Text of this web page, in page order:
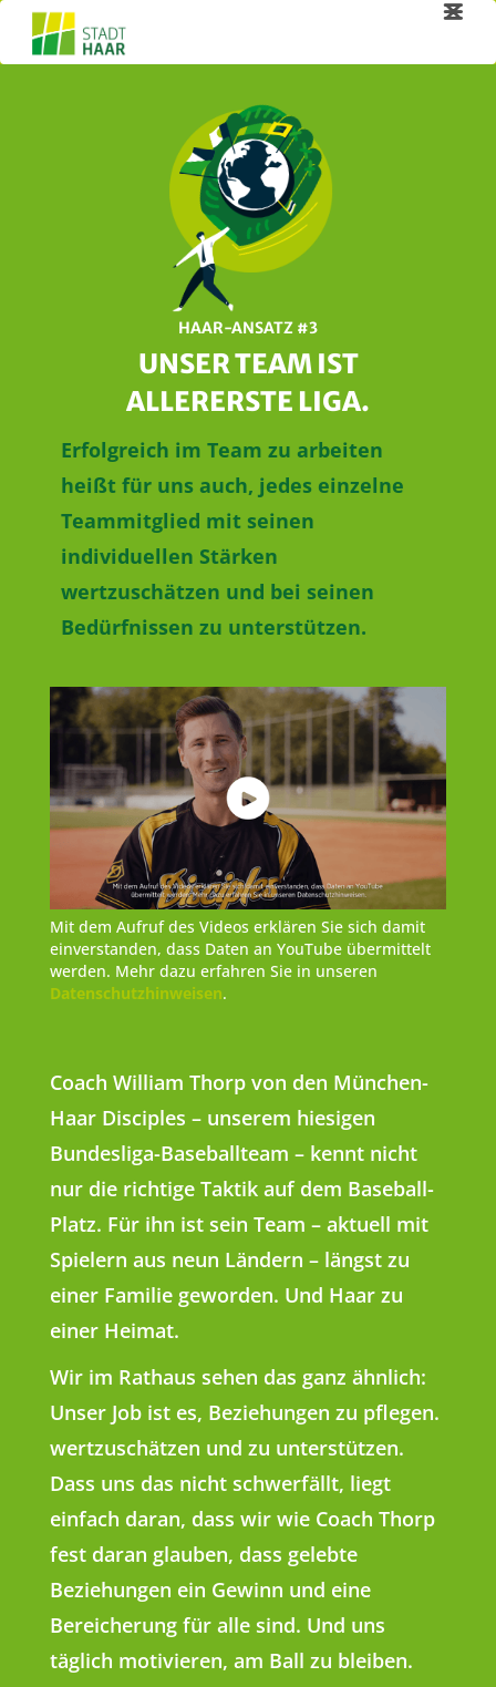


HAAR-ANSATZ #3
UNSER TEAM IST
ALLERERSTE LIGA.
Erfolgreich im Team zu arbeiten
heißt für uns auch, jedes einzelne
Teammitglied mit seinen
individuellen Stärken
wertzuschätzen und bei seinen
Bedürfnissen zu unterstützen.
Mit dem Aufruf des Videos erklären Sie sich damit
einverstanden, dass Daten an YouTube übermittelt
werden. Mehr dazu erfahren Sie in unseren
Datenschutzhinweisen.
Coach William Thorp von den München-
Haar Disciples – unserem hiesigen
Bundesliga-Baseballteam – kennt nicht
nur die richtige Taktik auf dem Baseball-
Platz. Für ihn ist sein Team – aktuell mit
Spielern aus neun Ländern – längst zu
einer Familie geworden. Und Haar zu
einer Heimat.
Wir im Rathaus sehen das ganz ähnlich:
Unser Job ist es, Beziehungen zu pflegen.
wertzuschätzen und zu unterstützen.
Dass uns das nicht schwerfällt, liegt
einfach daran, dass wir wie Coach Thorp
fest daran glauben, dass gelebte
Beziehungen ein Gewinn und eine
Bereicherung für alle sind. Und uns
täglich motivieren, am Ball zu bleiben.